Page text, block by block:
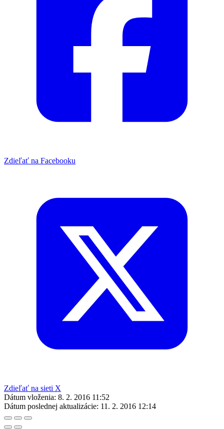
Zdieľať na Facebooku
Zdieľať na sieti X
Dátum vloženia: 8. 2. 2016 11:52
Dátum poslednej aktualizácie: 11. 2. 2016 12:14